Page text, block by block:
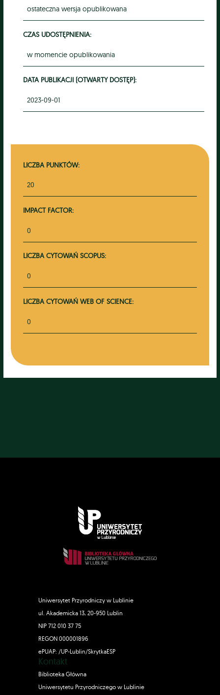
ostateczna wersja opublikowana
CZAS UDOSTĘPNIENIA:
w momencie opublikowania
DATA PUBLIKACJI (OTWARTY DOSTĘP):
2023-09-01
LICZBA PUNKTÓW:
20
IMPACT FACTOR:
0
LICZBA CYTOWAŃ SCOPUS:
0
LICZBA CYTOWAŃ WEB OF SCIENCE:
0
Uniwersytet Przyrodniczy w Lublinie
ul. Akademicka 13, 20-950 Lublin
NIP 712 010 37 75
REGON 000001896
ePUAP: /UP-Lublin/SkrytkaESP
Kontakt
Biblioteka Główna
Uniwersytetu Przyrodniczego w Lublinie